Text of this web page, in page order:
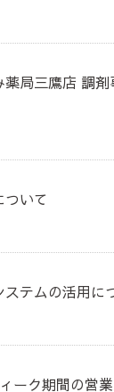
薬局三鷹店 調
ついて
テムの活用に
ーク期間の営